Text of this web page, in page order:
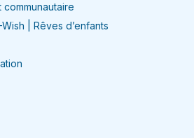
| Rêves d’enfants